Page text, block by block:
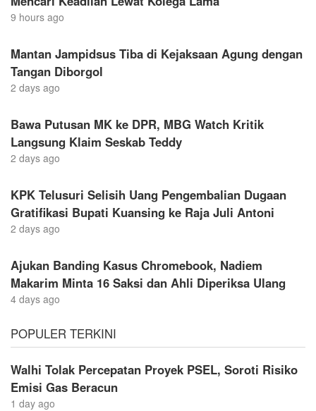
9 hours ago
Mantan Jampidsus Tiba di Kejaksaan Agung dengan
Tangan Diborgol
2 days ago
Bawa Putusan MK ke DPR, MBG Watch Kritik
Langsung Klaim Seskab Teddy
2 days ago
KPK Telusuri Selisih Uang Pengembalian Dugaan
Gratifikasi Bupati Kuansing ke Raja Juli Antoni
2 days ago
Ajukan Banding Kasus Chromebook, Nadiem
Makarim Minta 16 Saksi dan Ahli Diperiksa Ulang
4 days ago
POPULER TERKINI
Walhi Tolak Percepatan Proyek PSEL, Soroti Risiko
Emisi Gas Beracun
1 day ago